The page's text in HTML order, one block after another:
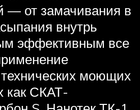
— от замачивания в
внутрь
эффективным все
моющих
как СКАТ-